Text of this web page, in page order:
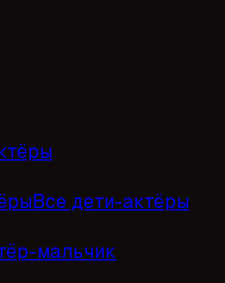
Все дети-актёры
мальчик